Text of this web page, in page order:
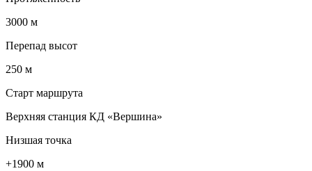
3000 м
Перепад высот
250 м
Старт маршрута
Верхняя станция КД «Вершина»
Низшая точка
+1900 м